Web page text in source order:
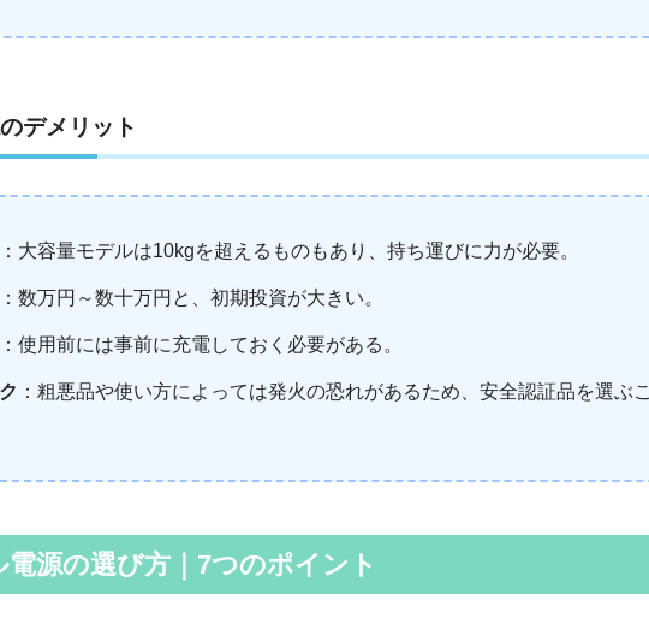
デメリット
：大容量モデルは10kgを超えるものもあり、持ち運びに力が必要。
：数万円～数十万円と、初期投資が大きい。
：使用前には事前に充電しておく必要がある。
：粗悪品や使い方によっては発火の恐れがあるため、安全認証品を選ぶこ
源の選び方｜7つのポイント